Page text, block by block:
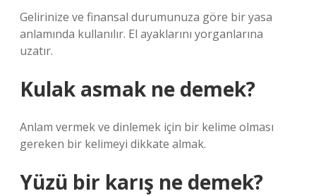
Gelirinize ve finansal durumunuza göre bir yasa
anlamında kullanılır. El ayaklarını yorganlarına
uzatır.
Kulak asmak ne demek?
Anlam vermek ve dinlemek için bir kelime olması
gereken bir kelimeyi dikkate almak.
Yüzü bir karış ne demek?